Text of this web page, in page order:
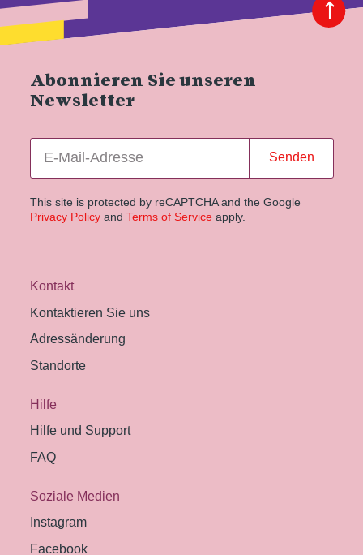
Abonnieren Sie unseren
Newsletter
Senden
This site is protected by reCAPTCHA and the Google
Privacy Policyand Terms of Service apply.
Kontakt
Kontaktieren Sie uns
Adressänderung
Standorte
Hilfe
Hilfe und Support
FAQ
Soziale Medien
Instagram
Facebook